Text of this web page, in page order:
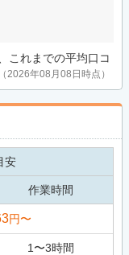
これまでの平均口コ
（2026年08月08日時点）
安
作業時間
円〜
1 〜3時間